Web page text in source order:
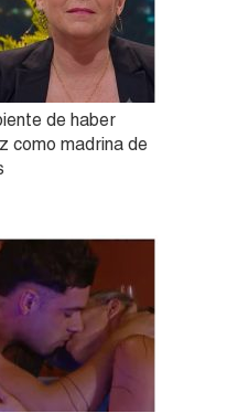
de haber
como madrina de